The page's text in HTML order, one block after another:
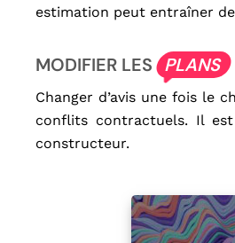
estimation peut entraîner
MODIFIER LES PLANS
Changer d’avis une fois le
conflits contractuels. Il
constructeur.